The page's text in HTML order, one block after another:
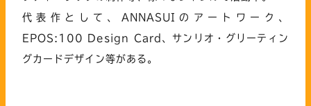
代表作として、ANNASUIのアートワーク、
EPOS:100 Design Card、サンリオ・グリーティン
グカードデザイン等がある。